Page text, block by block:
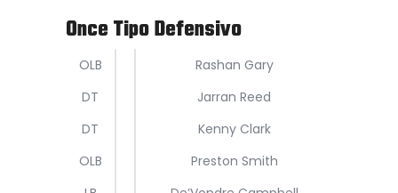
Once Tipo Defensivo
OLB
Rashan Gary
DT
Jarran Reed
DT
Kenny Clark
OLB
Preston Smith